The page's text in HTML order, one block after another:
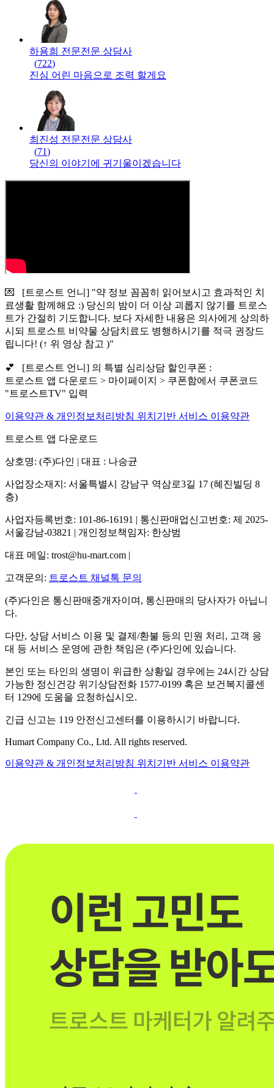
하용희 전문전문 상담사
(722)
진심 어린 마음으로 조력 할게요
최진성 전문전문 상담사
(71)
당신의 이야기에 귀기울이겠습니다
💌 [트로스트 언니] "약 정보 꼼꼼히 읽어보시고 효과적인 치
료생활 함께해요 :) 당신의 밤이 더 이상 괴롭지 않기를 트로스
트가 간절히 기도합니다. 보다 자세한 내용은 의사에게 상의하
시되 트로스트 비약물 상담치료도 병행하시기를 적극 권장드
립니다! (↑ 위 영상 참고 )"
💕 [트로스트 언니] 의 특별 심리상담 할인쿠폰 :
트로스트 앱 다운로드 > 마이페이지 > 쿠폰함에서 쿠폰코드
"트로스트TV" 입력
이용약관 & 개인정보처리방침 위치기반 서비스 이용약관
트로스트 앱 다운로드
상호명: (주)다인 | 대표 : 나승균
사업장소재지: 서울특별시 강남구 역삼로3길 17 (혜진빌딩 8
층)
사업자등록번호: 101-86-16191 | 통신판매업신고번호: 제 2025-
서울강남-03821 | 개인정보책임자: 한상범
대표 메일: trost@hu-mart.com |
고객문의: 트로스트 채널톡 문의
(주)다인은 통신판매중개자이며, 통신판매의 당사자가 아닙니
다.
다만, 상담 서비스 이용 및 결제/환불 등의 민원 처리, 고객 응
대 등 서비스 운영에 관한 책임은 (주)다인에 있습니다.
본인 또는 타인의 생명이 위급한 상황일 경우에는 24시간 상담
가능한 정신건강 위기상담전화 1577-0199 혹은 보건복지콜센
터 129에 도움을 요청하십시오.
긴급 신고는 119 안전신고센터를 이용하시기 바랍니다.
Humart Company Co., Ltd. All rights reserved.
이용약관 & 개인정보처리방침 위치기반 서비스 이용약관